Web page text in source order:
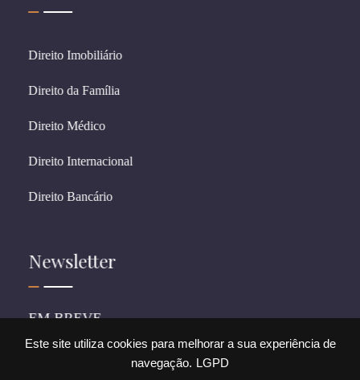
Este site utiliza cookies para melhorar a sua experiência de
navegação. LGPD
Direito Imobiliário
Direito da Família
Direito Médico
Direito Internacional
Direito Bancário
Newsletter
EM BREVE